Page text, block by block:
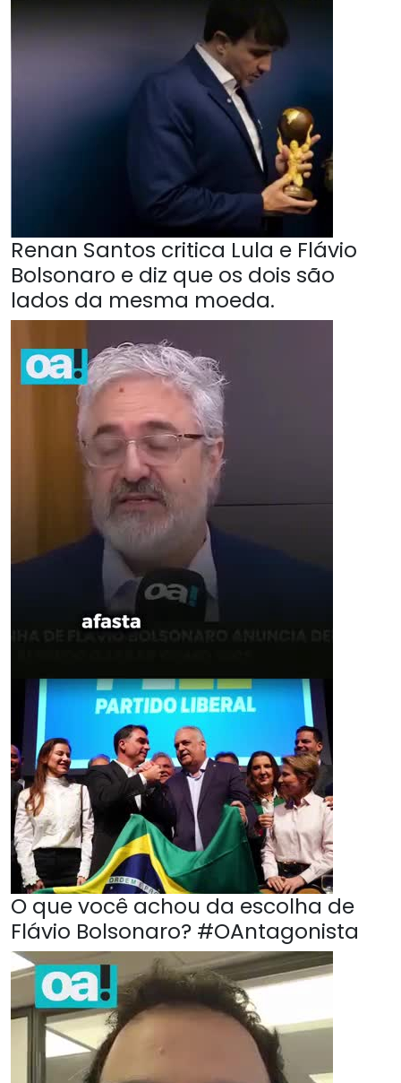
Renan Santos critica Lula e Flávio
Bolsonaro e diz que os dois são
lados da mesma moeda.
O que você achou da escolha de
Flávio Bolsonaro? #OAntagonista